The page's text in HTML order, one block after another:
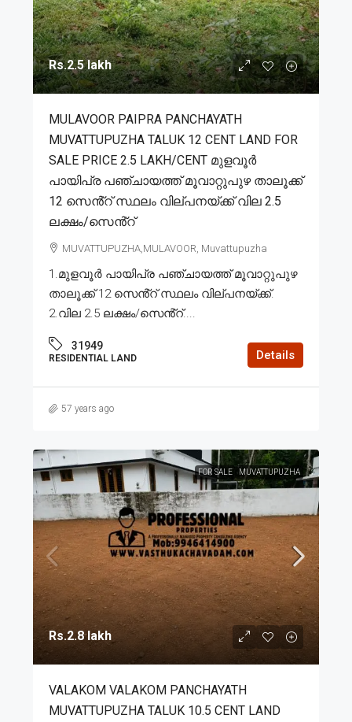
Rs.2.5 lakh
MULAVOOR PAIPRA PANCHAYATH
MUVATTUPUZHA TALUK 12 CENT LAND FOR
SALE PRICE 2.5 LAKH/CENT മുളവൂർ
പായിപ്ര പഞ്ചായത്ത് മൂവാറ്റുപുഴ താലൂക്ക്
12 സെൻ്റ് സ്ഥലം വില്പനയ്ക്ക് വില 2.5
ലക്ഷം/സെൻ്റ്
MUVATTUPUZHA,MULAVOOR, Muvattupuzha
1.മുളവൂർ പായിപ്ര പഞ്ചായത്ത് മൂവാറ്റുപുഴ
താലൂക്ക് 12 സെൻ്റ് സ്ഥലം വില്പനയ്ക്ക്.
2.വില 2.5 ലക്ഷം/സെൻ്റ്....
31949
RESIDENTIAL LAND Details
57 years ago
FOR SALE MUVATTUPUZHA
Rs.2.8 lakh
VALAKOM VALAKOM PANCHAYATH
MUVATTUPUZHA TALUK 10.5 CENT LAND